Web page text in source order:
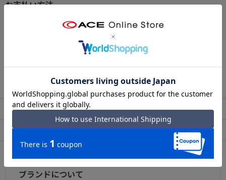
お支払い方法
出荷・配送について 返品・交換について
アフターサービス お買い物ガイド
ブランドについて